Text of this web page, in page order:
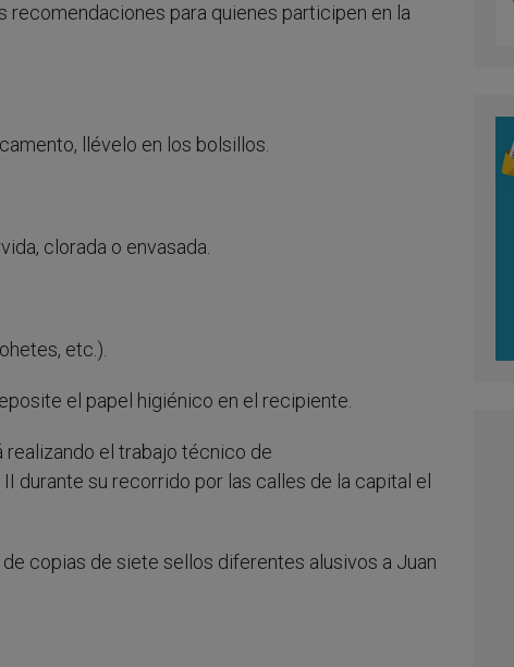
recomendaciones para quienes participen en la
llévelo en los bolsillos.
clorada o envasada.
etc.).
el papel higiénico en el recipiente.
el trabajo técnico de
durante su recorrido por las calles de la capital el
copias de siete sellos diferentes alusivos a Juan